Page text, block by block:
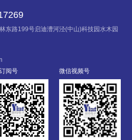
东路199号启迪漕河泾(中山)科技园水木园
阅号 微信视频号